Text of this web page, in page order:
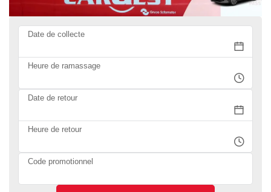
Date de collecte
Heure de ramassage
Date de retour
Heure de retour
Code promotionnel